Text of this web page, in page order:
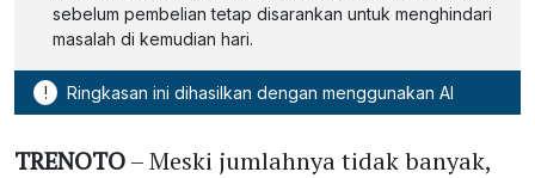
sebelum pembelian tetap disarankan untuk menghindari
masalah di kemudian hari.
! Ringkasan ini dihasilkan dengan menggunakan AI
TRENOTO– Meski jumlahnya tidak banyak,